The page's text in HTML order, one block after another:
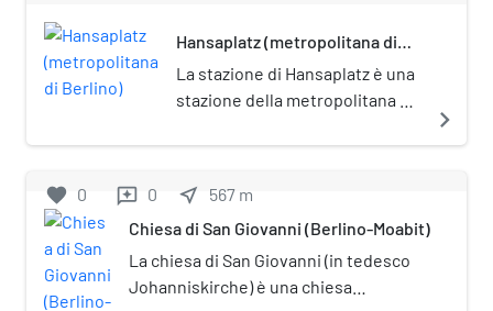
Hansaplatz (metropolitana di
La stazione di Hansaplatz è una
stazione della metropolitana di
sotto tutela monumentale
navigate_next
favorite 0 reviews 0 near_me 567 m
Chiesa di San Giovanni (Berlino-Moabit)
La chiesa di San Giovanni (in tedesco
Johanniskirche) è una chiesa